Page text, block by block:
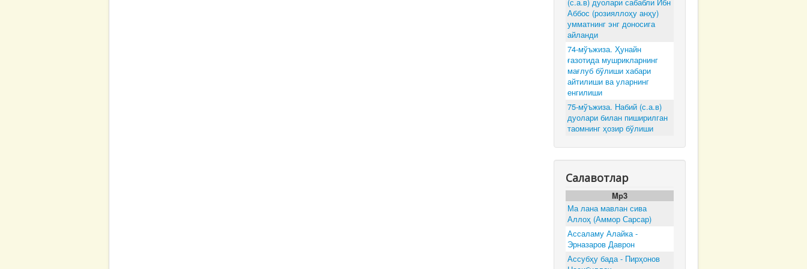
Аббос (розияллоҳу анҳу)
умматнинг энг доносига
айланди
74-мўъжиза. Ҳунайн
ғазотида мушрикларнинг
мағлуб бўлиши хабари
айтилиши ва уларнинг
енгилиши
75-мўъжиза. Набий (с.а.в)
дуолари билан пиширилган
таомнинг ҳозир бўлиши
Салавотлар
Mp3
Ма лана мавлан сива
Аллоҳ (Аммор Сарсар)
Ассаламу Алайка -
Эрназаров Даврон
Ассубҳу бада - Пирҳонов